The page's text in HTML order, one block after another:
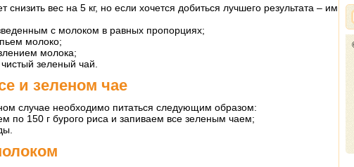
вес на 5 кг, но если хочется добиться лучшего результата – им
с молоком в равных пропорциях;
молоко;
молока;
зеленый чай.
и зеленом чае
случае необходимо питаться следующим образом:
по 150 г бурого риса и запиваем все зеленым чаем;